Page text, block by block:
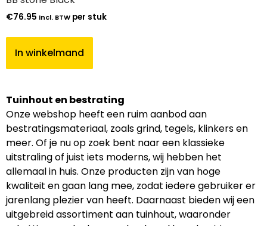
€76.95 incl. BTW per stuk
In winkelmand
Tuinhout en bestrating
Onze webshop heeft een ruim aanbod aan
bestratingsmateriaal, zoals grind, tegels, klinkers en
meer. Of je nu op zoek bent naar een klassieke
uitstraling of juist iets moderns, wij hebben het
allemaal in huis. Onze producten zijn van hoge
kwaliteit en gaan lang mee, zodat iedere gebruiker er
jarenlang plezier van heeft. Daarnaast bieden wij een
uitgebreid assortiment aan tuinhout, waaronder